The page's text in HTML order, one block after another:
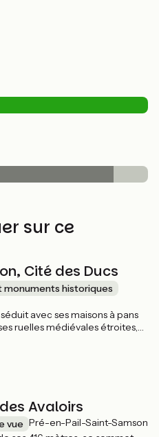
sur ce
Cité des Ducs
monuments historiques
avec ses maisons à pans
ruelles médiévales étroites,
Avaloirs
vue Pré-en-Pail-Saint-Samson